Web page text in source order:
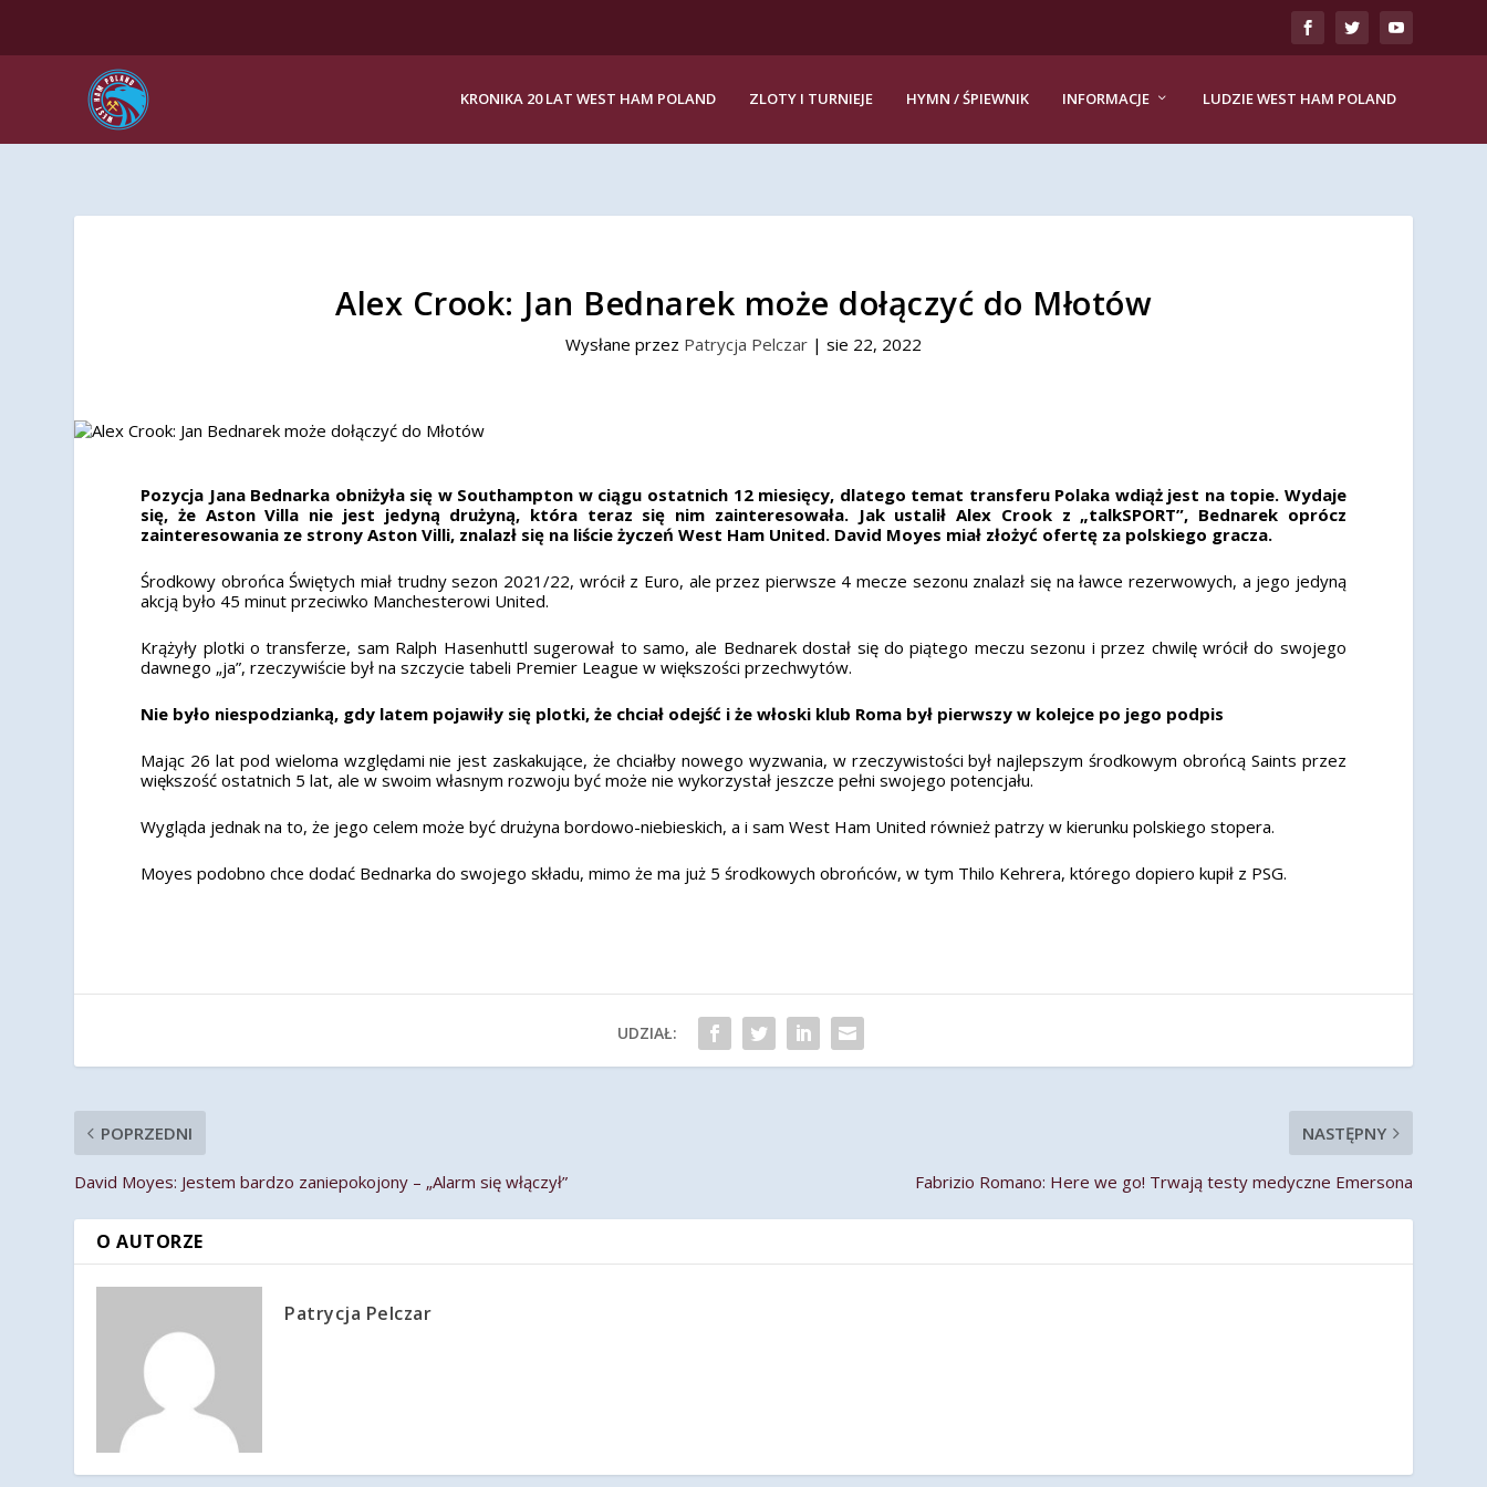
KRONIKA 20 LAT WEST HAM POLAND ZLOTY I TURNIEJE HYMN / ŚPIEWNIK INFORMACJE LUDZIE WEST HAM POLAND
Alex Crook: Jan Bednarek może dołączyć do Młotów
Wysłane przez Patrycja Pelczar | sie 22, 2022
Pozycja Jana Bednarka obniżyła się w Southampton w ciągu ostatnich 12 miesięcy, dlatego temat transferu Polaka wdiąż jest na topie. Wydaje
się, że Aston Villa nie jest jedyną drużyną, która teraz się nim zainteresowała. Jak ustalił Alex Crook z „talkSPORT”, Bednarek oprócz
zainteresowania ze strony Aston Villi, znalazł się na liście życzeń West Ham United. David Moyes miał złożyć ofertę za polskiego gracza.
Środkowy obrońca Świętych miał trudny sezon 2021/22, wrócił z Euro, ale przez pierwsze 4 mecze sezonu znalazł się na ławce rezerwowych, a jego jedyną
akcją było 45 minut przeciwko Manchesterowi United.
Krążyły plotki o transferze, sam Ralph Hasenhuttl sugerował to samo, ale Bednarek dostał się do piątego meczu sezonu i przez chwilę wrócił do swojego
dawnego „ja”, rzeczywiście był na szczycie tabeli Premier League w większości przechwytów.
Nie było niespodzianką, gdy latem pojawiły się plotki, że chciał odejść i że włoski klub Roma był pierwszy w kolejce po jego podpis
Mając 26 lat pod wieloma względami nie jest zaskakujące, że chciałby nowego wyzwania, w rzeczywistości był najlepszym środkowym obrońcą Saints przez
większość ostatnich 5 lat, ale w swoim własnym rozwoju być może nie wykorzystał jeszcze pełni swojego potencjału.
Wygląda jednak na to, że jego celem może być drużyna bordowo-niebieskich, a i sam West Ham United również patrzy w kierunku polskiego stopera.
Moyes podobno chce dodać Bednarka do swojego składu, mimo że ma już 5 środkowych obrońców, w tym Thilo Kehrera, którego dopiero kupił z PSG.
UDZIAŁ:
POPRZEDNI
David Moyes: Jestem bardzo zaniepokojony – „Alarm się włączył”
NASTĘPNY
Fabrizio Romano: Here we go! Trwają testy medyczne Emersona
O AUTORZE
Patrycja Pelczar